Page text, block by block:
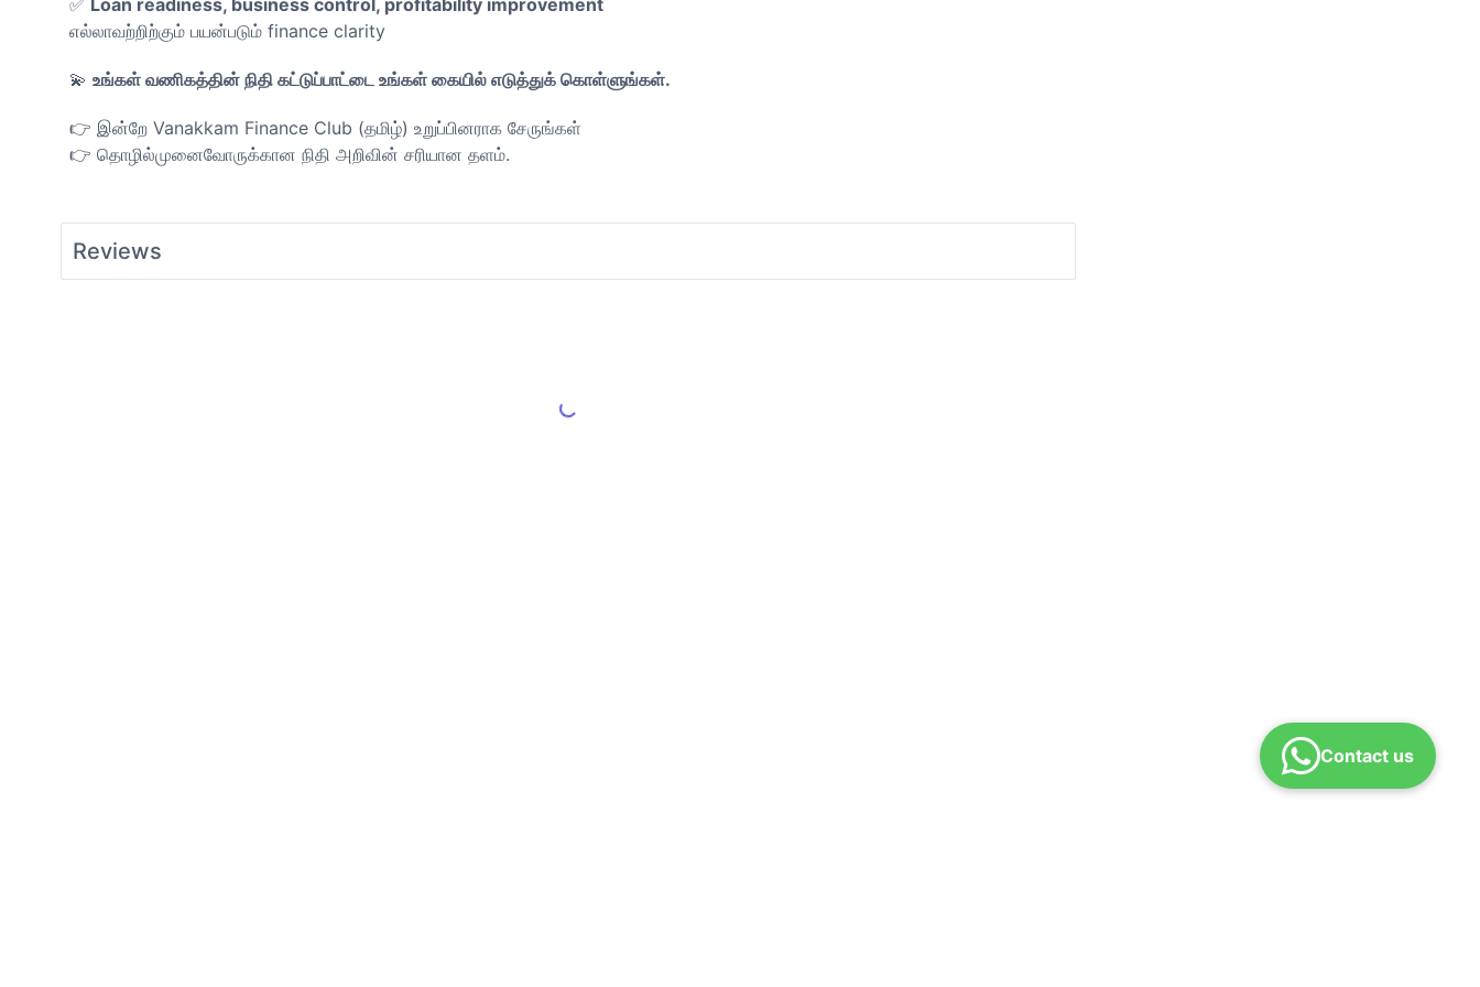
Contact us
எல்லாவற்றிற்கும் பயன்படும் finance clarity
💫 உங்கள் வணிகத்தின் நிதி கட்டுப்பாட்டை உங்கள் கையில் எடுத்துக் கொள்ளுங்கள்.
👉 இன்றே Vanakkam Finance Club (தமிழ்) உறுப்பினராக சேருங்கள்
👉 தொழில்முனைவோருக்கான நிதி அறிவின் சரியான தளம்.
Reviews
Load More Reviews